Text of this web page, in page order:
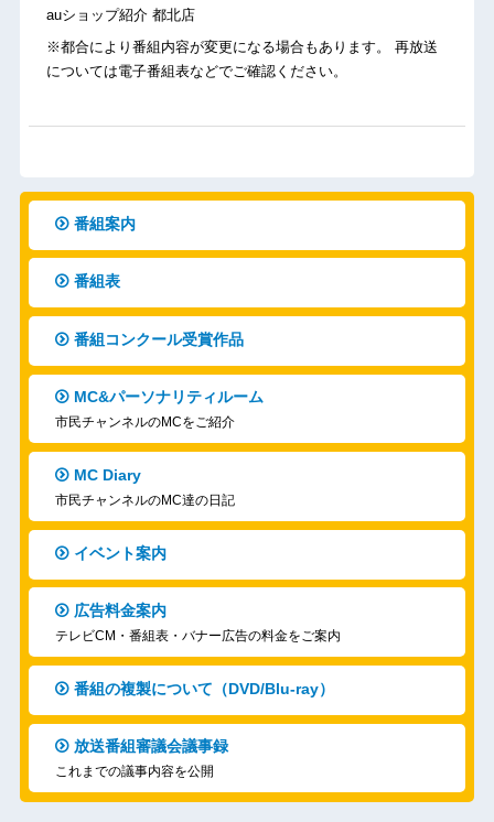
auショップ紹介 都北店
※都合により番組内容が変更になる場合もあります。 再放送
については電子番組表などでご確認ください。
番組案内
番組表
番組コンクール受賞作品
MC&パーソナリティルーム
市民チャンネルのMCをご紹介
MC Diary
市民チャンネルのMC達の日記
イベント案内
広告料金案内
テレビCM・番組表・バナー広告の料金をご案内
番組の複製について（DVD/Blu-ray）
放送番組審議会議事録
これまでの議事内容を公開